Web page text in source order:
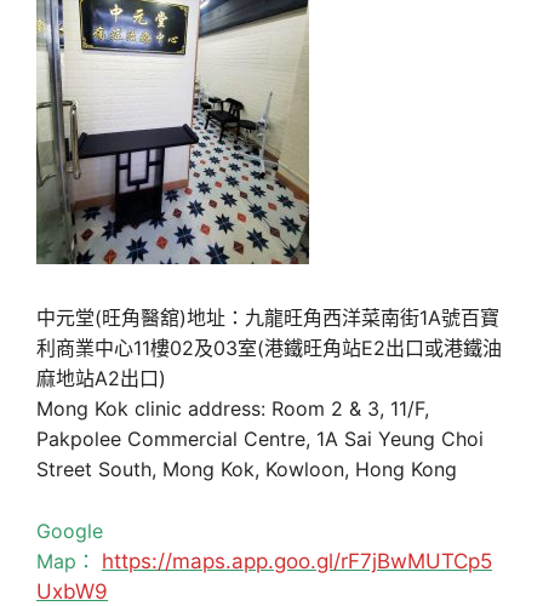
中元堂(旺角醫舘)地址：九龍旺角西洋菜南街1A號百寶
利商業中心11樓02及03室(港鐵旺角站E2出口或港鐵油
麻地站A2出口)
Mong Kok clinic address: Room 2 & 3, 11/F,
Pakpolee Commercial Centre, 1A Sai Yeung Choi
Street South, Mong Kok, Kowloon, Hong Kong
Google
Map： https://maps.app.goo.gl/rF7jBwMUTCp5
UxbW9